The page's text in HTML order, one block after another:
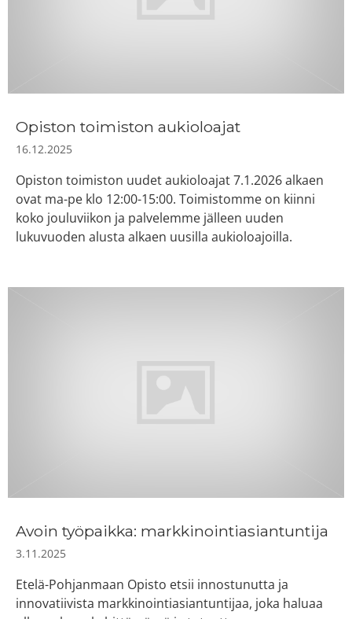
Opiston toimiston aukioloajat
16.12.2025
Opiston toimiston uudet aukioloajat 7.1.2026 alkaen
ovat ma-pe klo 12:00-15:00. Toimistomme on kiinni
koko jouluviikon ja palvelemme jälleen uuden
lukuvuoden alusta alkaen uusilla aukioloajoilla.
Avoin työpaikka: markkinointiasiantuntija
3.11.2025
Etelä-Pohjanmaan Opisto etsii innostunutta ja
innovatiivista markkinointiasiantuntijaa, joka haluaa